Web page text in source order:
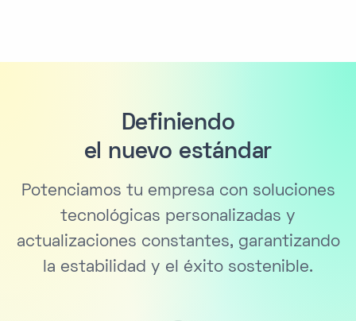
Definiendo
el nuevo estándar
Potenciamos tu empresa con soluciones
tecnológicas personalizadas y
actualizaciones constantes, garantizando
la estabilidad y el éxito sostenible.